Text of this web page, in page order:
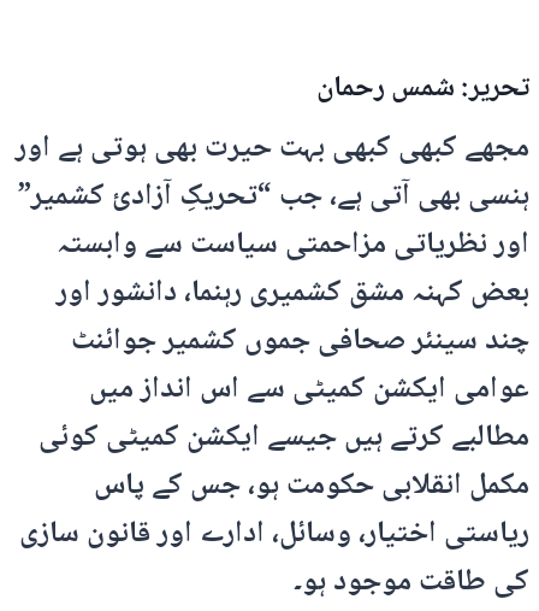
تحریر: شمس رحمان
مجھے کبھی کبھی بہت حیرت بھی ہوتی ہے اور
ہنسی بھی آتی ہے، جب “تحریکِ آزادیٔ کشمیر”
اور نظریاتی مزاحمتی سیاست سے وابستہ
بعض کہنہ مشق کشمیری رہنما، دانشور اور
چند سینئر صحافی جموں کشمیر جوائنٹ
عوامی ایکشن کمیٹی سے اس انداز میں
مطالبے کرتے ہیں جیسے ایکشن کمیٹی کوئی
مکمل انقلابی حکومت ہو، جس کے پاس
ریاستی اختیار، وسائل، ادارے اور قانون سازی
کی طاقت موجود ہو۔